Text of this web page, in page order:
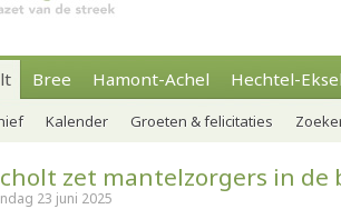
Bree Hamont-Achel Hechtel-
Kalender Groeten & felicitaties
zet mantelzorgers in de
23 juni 2025